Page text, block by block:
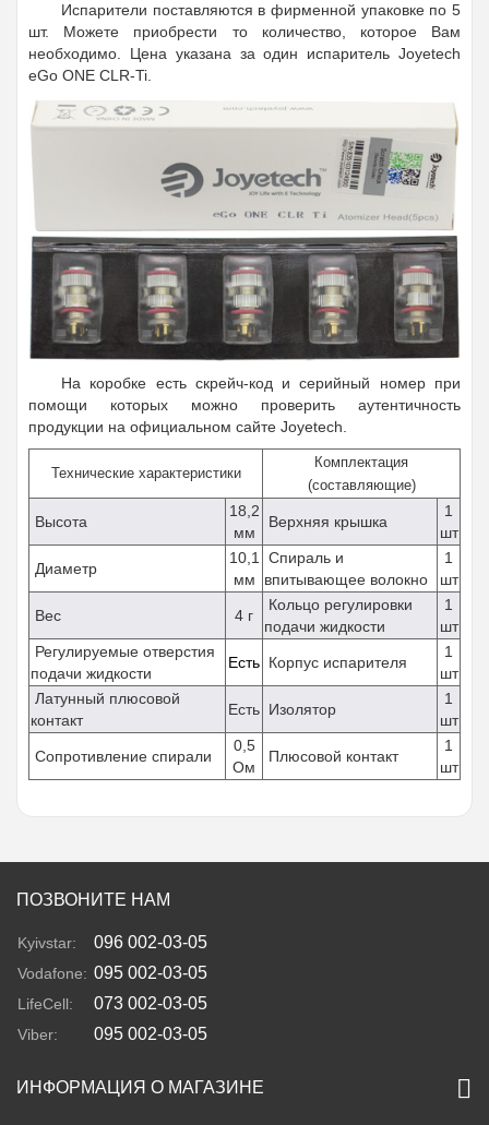
Испарители поставляются в фирменной упаковке по 5
шт. Можете приобрести то количество, которое Вам
необходимо. Цена указана за один испаритель Joyetech
eGo ONE CLR-Ti.
На коробке есть скрейч-код и серийный номер при
помощи которых можно проверить аутентичность
продукции на официальном сайте Joyetech.
Технические характеристики
Комплектация
(составляющие)
Высота
18,2
мм
Верхняя крышка
1
шт
Диаметр
10,1
мм
Спираль и
впитывающее волокно
1
шт
Вес 4 г
Кольцо регулировки
подачи жидкости
1
шт
Регулируемые отверстия
подачи жидкости
Есть Корпус испарителя
1
шт
Латунный плюсовой
контакт
Есть Изолятор
1
шт
Сопротивление спирали
0,5
Ом
Плюсовой контакт
1
шт
ПОЗВОНИТЕ НАМ
Kyivstar: 096 002-03-05
Vodafone: 095 002-03-05
LifeCell: 073 002-03-05
Viber: 095 002-03-05
ИНФОРМАЦИЯ О МАГАЗИНЕ